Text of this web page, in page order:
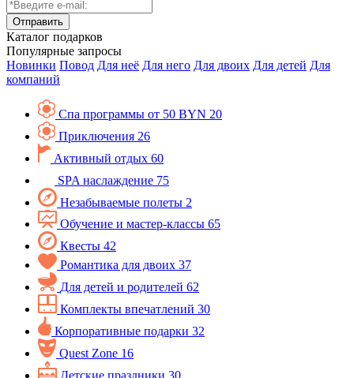
Каталог подарков
Популярные запросы
Новинки Повод Для неё Для него Для двоих Для детей Для
компаний
Спа программы от 50 BYN 20
Приключения 26
Активный отдых 60
SPA наслаждение 75
Незабываемые полеты 2
Обучение и мастер-классы 65
Квесты 42
Романтика для двоих 37
Для детей и родителей 62
Комплекты впечатлений 30
Корпоративные подарки 32
Quest Zone 16
Детские праздники 30